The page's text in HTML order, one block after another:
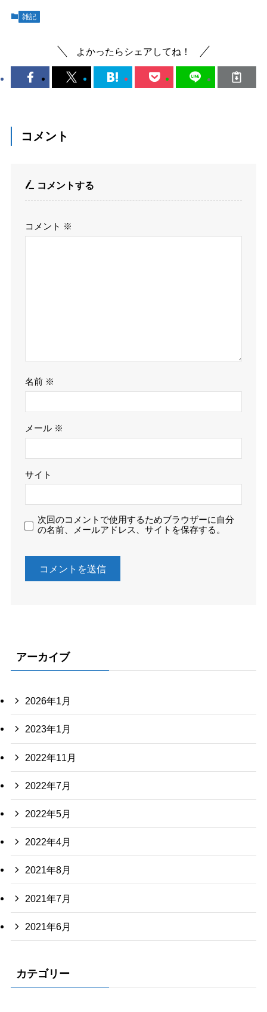
雑記
よかったらシェアしてね！
コメント
コメントする
コメント ※
名前 ※
メール ※
サイト
次回のコメントで使用するためブラウザーに自分
の名前、メールアドレス、サイトを保存する。
アーカイブ
2026年1月
2023年1月
2022年11月
2022年7月
2022年5月
2022年4月
2021年8月
2021年7月
2021年6月
カテゴリー